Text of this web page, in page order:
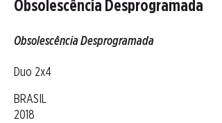
Obsolescência Desprogramada
Obsolescência Desprogramada
Duo 2x4
BRASIL
2018